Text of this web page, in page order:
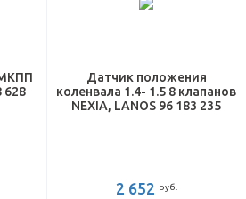
628
Датчик положения
коленвала 1.4- 1.5 8 клапанов
NEXIA, LANOS 96 183 235
2 652 руб.